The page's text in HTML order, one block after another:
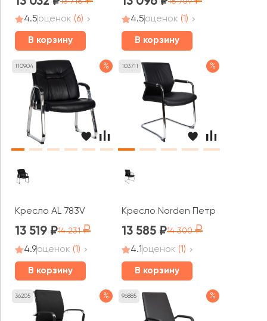
4.5оценок (6)
В корзину
4.5оценок (1)
В корзину
110904 %
Кресло AL 783V
13 519 14 231
4.9оценок (1)
В корзину
103711 %
Кресло Norden Петра / Petra
13 585 14 300
4.1 оценок (1)
В корзину
36205 % 96885 %